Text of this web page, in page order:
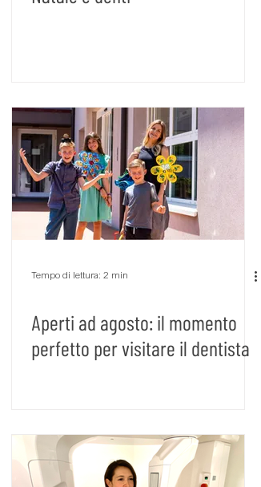
Tempo di lettura: 2 min
Aperti ad agosto: il momento
perfetto per visitare il dentista